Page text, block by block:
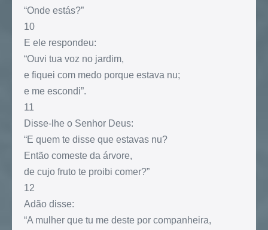
“Onde estás?”
10
E ele respondeu:
“Ouvi tua voz no jardim,
e fiquei com medo porque estava nu;
e me escondi”.
11
Disse-lhe o Senhor Deus:
“E quem te disse que estavas nu?
Então comeste da árvore,
de cujo fruto te proibi comer?”
12
Adão disse:
“A mulher que tu me deste por companheira,